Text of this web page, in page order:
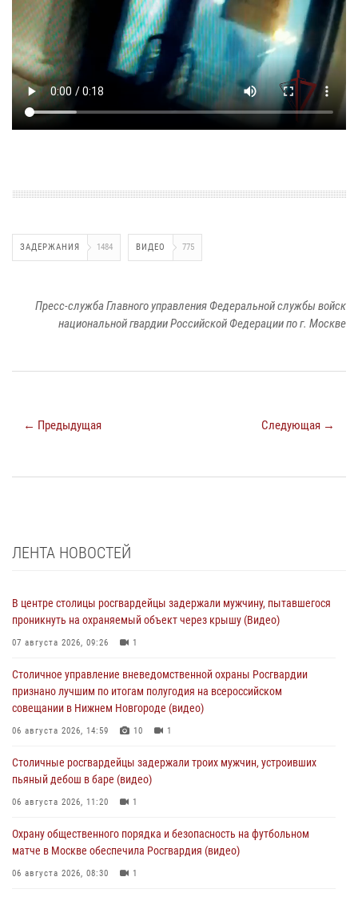
ЗАДЕРЖАНИЯ 1484 ВИДЕО 775
Пресс-служба Главного управления Федеральной службы войск
национальной гвардии Российской Федерации по г. Москве
← Предыдущая Следующая →
ЛЕНТА НОВОСТЕЙ
В центре столицы росгвардейцы задержали мужчину, пытавшегося
проникнуть на охраняемый объект через крышу (Видео)
07 августа 2026, 09:26 1
Столичное управление вневедомственной охраны Росгвардии
признано лучшим по итогам полугодия на всероссийском
совещании в Нижнем Новгороде (видео)
06 августа 2026, 14:59 10 1
Столичные росгвардейцы задержали троих мужчин, устроивших
пьяный дебош в баре (видео)
06 августа 2026, 11:20 1
Охрану общественного порядка и безопасность на футбольном
матче в Москве обеспечила Росгвардия (видео)
06 августа 2026, 08:30 1